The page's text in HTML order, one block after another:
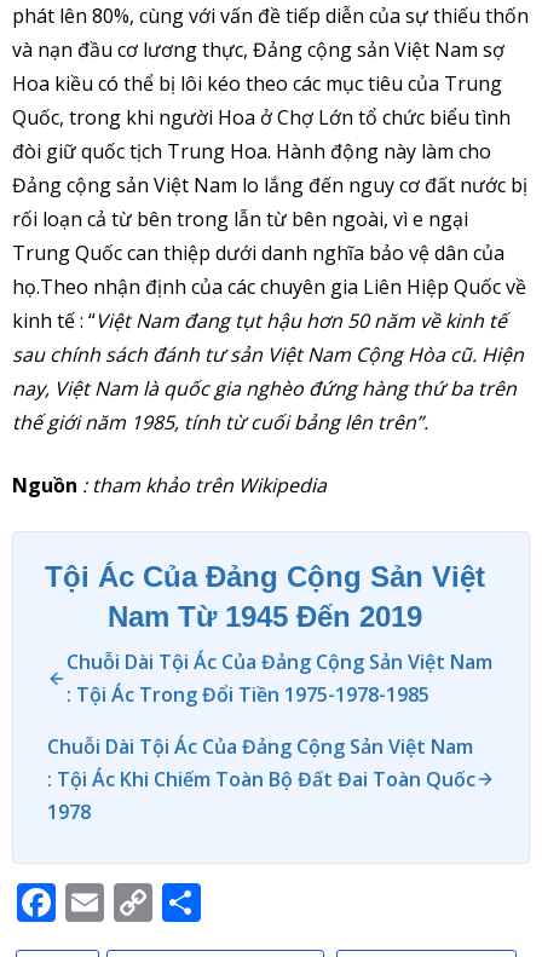
phát lên 80%, cùng với vấn đề tiếp diễn của sự thiếu thốn
và nạn đầu cơ lương thực, Đảng cộng sản Việt Nam sợ
Hoa kiều có thể bị lôi kéo theo các mục tiêu của Trung
Quốc, trong khi người Hoa ở Chợ Lớn tổ chức biểu tình
đòi giữ quốc tịch Trung Hoa. Hành động này làm cho
Đảng cộng sản Việt Nam lo lắng đến nguy cơ đất nước bị
rối loạn cả từ bên trong lẫn từ bên ngoài, vì e ngại
Trung Quốc can thiệp dưới danh nghĩa bảo vệ dân của
họ.Theo nhận định của các chuyên gia Liên Hiệp Quốc về
kinh tế : “Việt Nam đang tụt hậu hơn 50 năm về kinh tế
sau chính sách đánh tư sản Việt Nam Cộng Hòa cũ. Hiện
nay, Việt Nam là quốc gia nghèo đứng hàng thứ ba trên
thế giới năm 1985, tính từ cuối bảng lên trên”.
Nguồn : tham khảo trên Wikipedia
Tội Ác Của Đảng Cộng Sản Việt
Nam Từ 1945 Đến 2019
Chuỗi Dài Tội Ác Của Đảng Cộng Sản Việt Nam
: Tội Ác Trong Đổi Tiền 1975-1978-1985
Chuỗi Dài Tội Ác Của Đảng Cộng Sản Việt Nam
: Tội Ác Khi Chiếm Toàn Bộ Đất Đai Toàn Quốc
1978
Facebook
Email
Copy
Link